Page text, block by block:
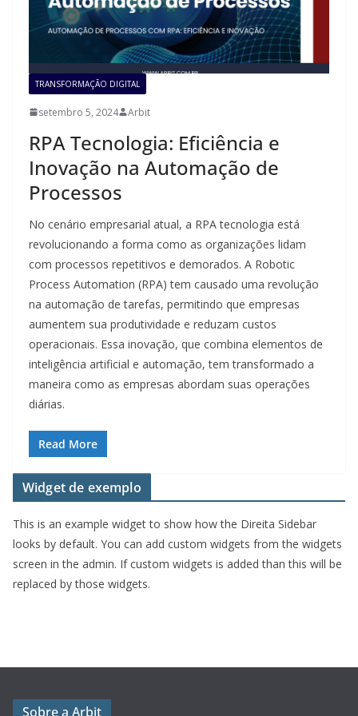
TRANSFORMAÇÃO DIGITAL
setembro 5, 2024 Arbit
RPA Tecnologia: Eficiência e
Inovação na Automação de
Processos
No cenário empresarial atual, a RPA tecnologia está
revolucionando a forma como as organizações lidam
com processos repetitivos e demorados. A Robotic
Process Automation (RPA) tem causado uma revolução
na automação de tarefas, permitindo que empresas
aumentem sua produtividade e reduzam custos
operacionais. Essa inovação, que combina elementos de
inteligência artificial e automação, tem transformado a
maneira como as empresas abordam suas operações
diárias.
Read More
Widget de exemplo
This is an example widget to show how the Direita Sidebar
looks by default. You can add custom widgets from the widgets
screen in the admin. If custom widgets is added than this will be
replaced by those widgets.
Sobre a Arbit